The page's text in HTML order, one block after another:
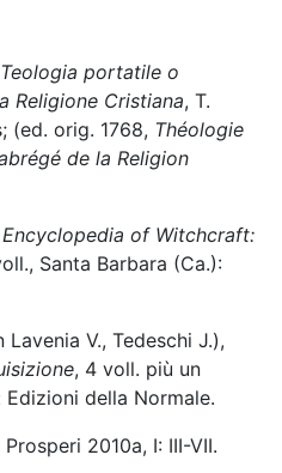
Teologia portatile o
Religione Cristiana, T.
(ed. orig. 1768, Théologie
de la Religion
Encyclopedia of Witchcraft:
Santa Barbara (Ca.):
V., Tedeschi J.),
, 4 voll. più un
della Normale.
Prosperi 2010a, I: III-VII.